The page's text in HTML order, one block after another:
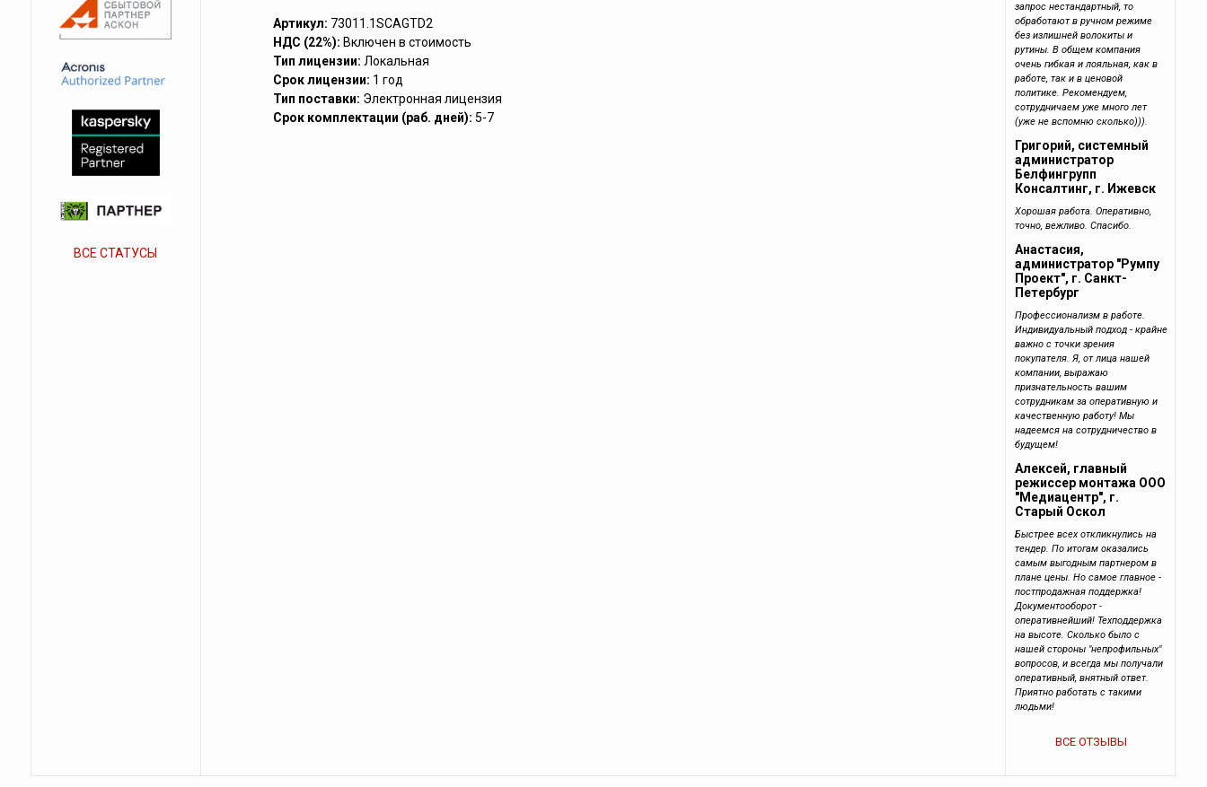
Артикул: 73011.1SCAGTD2
НДС (22%): Включен в стоимость
Тип лицензии: Локальная
Срок лицензии: 1 год
Тип поставки: Электронная лицензия
Срок комплектации (раб. дней): 5-7
ВСЕ СТАТУСЫ
запрос нестандартный, то
обработают в ручном режиме
без излишней волокиты и
рутины. В общем компания
очень гибкая и лояльная, как в
работе, так и в ценовой
политике. Рекомендуем,
сотрудничаем уже много лет
(уже не вспомню сколько))).
Григорий, системный
администратор
Белфингрупп
Консалтинг, г. Ижевск
Хорошая работа. Оперативно,
точно, вежливо. Спасибо.
Анастасия,
администратор "Румпу
Проект", г. Санкт-
Петербург
Профессионализм в работе.
Индивидуальный подход - крайне
важно с точки зрения
покупателя. Я, от лица нашей
компании, выражаю
признательность вашим
сотрудникам за оперативную и
качественную работу! Мы
надеемся на сотрудничество в
будущем!
Алексей, главный
режиссер монтажа ООО
"Медиацентр", г.
Старый Оскол
Быстрее всех откликнулись на
тендер. По итогам оказались
самым выгодным партнером в
плане цены. Но самое главное -
постпродажная поддержка!
Документооборот -
оперативнейший! Техподдержка
на высоте. Сколько было с
нашей стороны "непрофильных"
вопросов, и всегда мы получали
оперативный, внятный ответ.
Приятно работать с такими
людьми!
ВСЕ ОТЗЫВЫ